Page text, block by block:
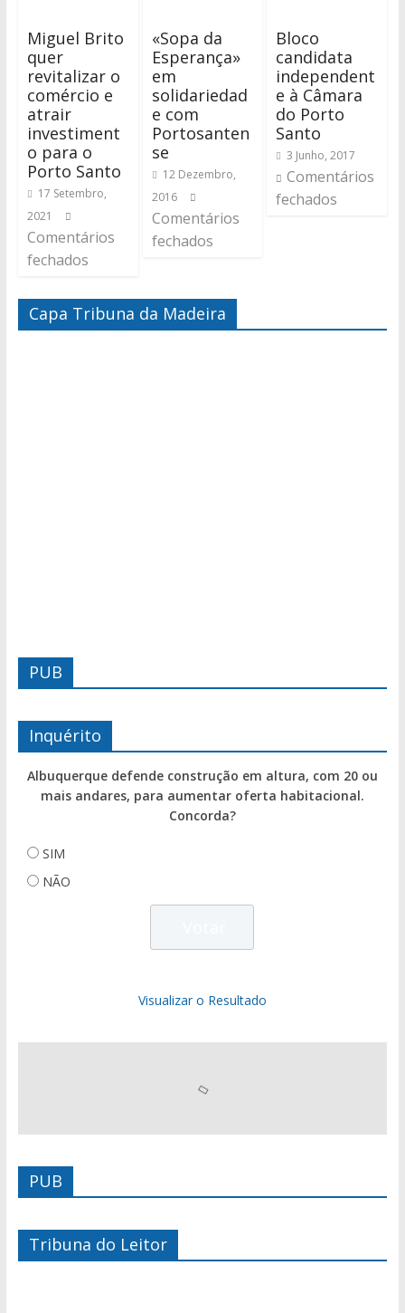
Miguel Brito
quer
revitalizar o
comércio e
atrair
investiment
o para o
Porto Santo
17 Setembro,
2021
Comentários
fechados
«Sopa da
Esperança»
em
solidariedad
e com
Portosanten
se
12 Dezembro,
2016
Comentários
fechados
Bloco
candidata
independent
e à Câmara
do Porto
Santo
3 Junho, 2017
Comentários
fechados
Capa Tribuna da Madeira
PUB
Inquérito
Albuquerque defende construção em altura, com 20 ou
mais andares, para aumentar oferta habitacional.
Concorda?
SIM
NÃO
Visualizar o Resultado
PUB
Tribuna do Leitor